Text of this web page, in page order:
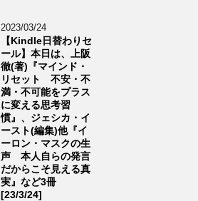
2023/03/24
【Kindle日替わりセ
ール】本日は、上阪
徹(著)『マインド・
リセット 不安・不
満・不可能をプラス
に変える思考習
慣』、ジェシカ・イ
ースト(編集)他『イ
ーロン・マスクの生
声 本人自らの発言
だからこそ見える真
実』など3冊
[23/3/24]